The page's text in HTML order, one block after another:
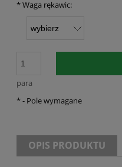
*Waga rękawic:
para
*- Pole wymagane
OPIS PRODUKTU